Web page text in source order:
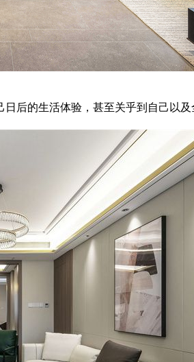
后的生活体验，甚至关乎到自己以